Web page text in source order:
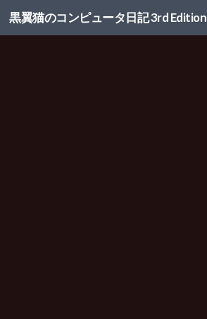
コンテンツへスキップ
黒翼猫のコンピュータ日記 3rd Edition